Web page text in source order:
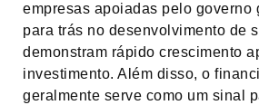
empresas apoiadas pelo governo
para trás no desenvolvimento de
demonstram rápido crescimento
investimento. Além disso, o
geralmente serve como um sinal